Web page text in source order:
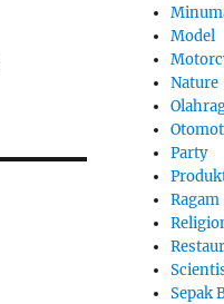
Model
Nature
Party
Ragam
Sepak